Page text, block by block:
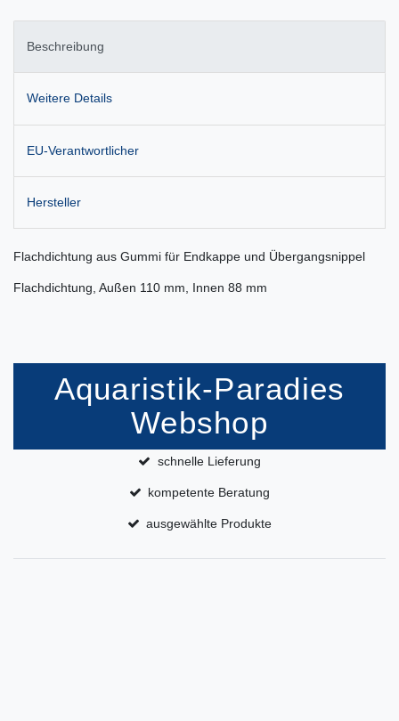
Beschreibung
Weitere Details
EU-Verantwortlicher
Hersteller
Flachdichtung aus Gummi für Endkappe und Übergangsnippel
Flachdichtung, Außen 110 mm, Innen 88 mm
Aquaristik-Paradies
Webshop
schnelle Lieferung
kompetente Beratung
ausgewählte Produkte